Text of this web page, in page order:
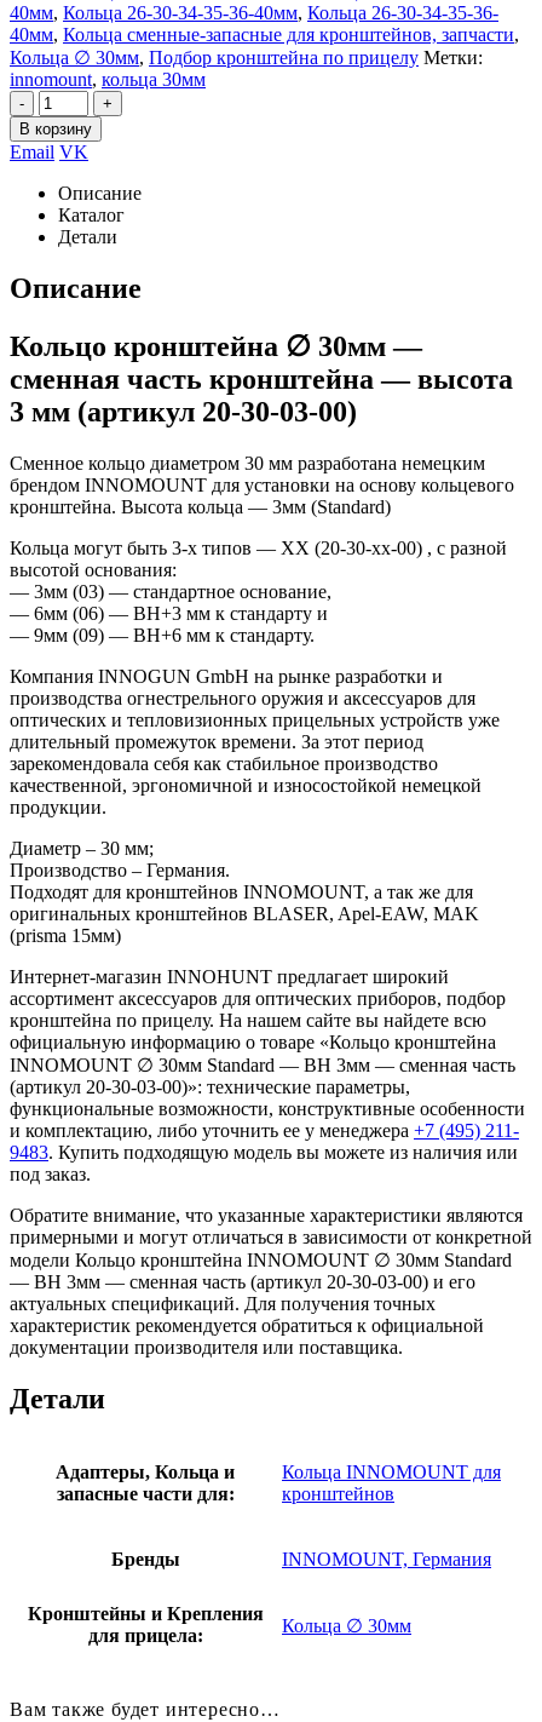
40мм, Кольца 26-30-34-35-36-40мм, Кольца 26-30-34-35-36-
40мм, Кольца сменные-запасные для кронштейнов, запчасти,
Кольца ∅ 30мм, Подбор кронштейна по прицелу Метки:
innomount, кольца 30мм
-
+
В корзину
Email VK
Описание
Каталог
Детали
Описание
Кольцо кронштейна ∅ 30мм —
сменная часть кронштейна — высота
3 мм (артикул 20-30-03-00)
Сменное кольцо диаметром 30 мм разработана немецким
брендом INNOMOUNT для установки на основу кольцевого
кронштейна. Высота кольца — 3мм (Standard)
Кольца могут быть 3-х типов — ХХ (20-30-хх-00) , с разной
высотой основания:
— 3мм (03) — стандартное основание,
— 6мм (06) — BH+3 мм к стандарту и
— 9мм (09) — BH+6 мм к стандарту.
Компания INNOGUN GmbH на рынке разработки и
производства огнестрельного оружия и аксессуаров для
оптических и тепловизионных прицельных устройств уже
длительный промежуток времени. За этот период
зарекомендовала себя как стабильное производство
качественной, эргономичной и износостойкой немецкой
продукции.
Диаметр – 30 мм;
Производство – Германия.
Подходят для кронштейнов INNOMOUNT, а так же для
оригинальных кронштейнов BLASER, Apel-EAW, MAK
(prisma 15мм)
Интернет-магазин INNOHUNT предлагает широкий
ассортимент аксессуаров для оптических приборов, подбор
кронштейна по прицелу. На нашем сайте вы найдете всю
официальную информацию о товаре «Кольцо кронштейна
INNOMOUNT ∅ 30мм Standard — BH 3мм — сменная часть
(артикул 20-30-03-00)»: технические параметры,
функциональные возможности, конструктивные особенности
и комплектацию, либо уточнить ее у менеджера +7 (495) 211-
9483. Купить подходящую модель вы можете из наличия или
под заказ.
Обратите внимание, что указанные характеристики являются
примерными и могут отличаться в зависимости от конкретной
модели Кольцо кронштейна INNOMOUNT ∅ 30мм Standard
— BH 3мм — сменная часть (артикул 20-30-03-00) и его
актуальных спецификаций. Для получения точных
характеристик рекомендуется обратиться к официальной
документации производителя или поставщика.
Детали
Адаптеры, Кольца и
запасные части для:
Кольца INNOMOUNT для
кронштейнов
Бренды INNOMOUNT, Германия
Кронштейны и Крепления
для прицела:
Кольца ∅ 30мм
Вам также будет интересно…